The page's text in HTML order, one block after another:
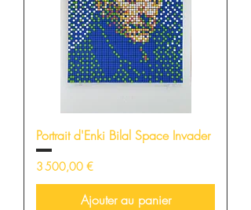
Portrait d'Enki Bilal Space Invader
Prix
3 500,00 €
Ajouter au panier